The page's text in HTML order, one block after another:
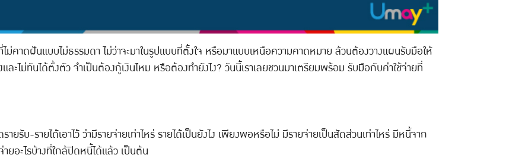
ไม่คาดฝันแบบไม่ธรรมดา ไม่ว่าจะมาในรูปแบบที่ตั้งใจ หรือมาแบบเหนือความคาดหมาย ล้วนต้องวางแผนรับมือให้
ะไม่ทันได้ตั้งตัว จำเป็นต้องกู้เงินไหม หรือต้องทำยังไง? วันนี้เราเลยชวนมาเตรียมพร้อม รับมือกับค่าใช้จ่ายที่
บ-รายได้เอาไว้ ว่ามีรายจ่ายเท่าไหร่ รายได้เป็นยังไง เพียงพอหรือไม่ มีรายจ่ายเป็นสัดส่วนเท่าไหร่ มีหนี้จาก
ยอะไรบ้างที่ใกล้ปิดหนี้ได้แล้ว เป็นต้น